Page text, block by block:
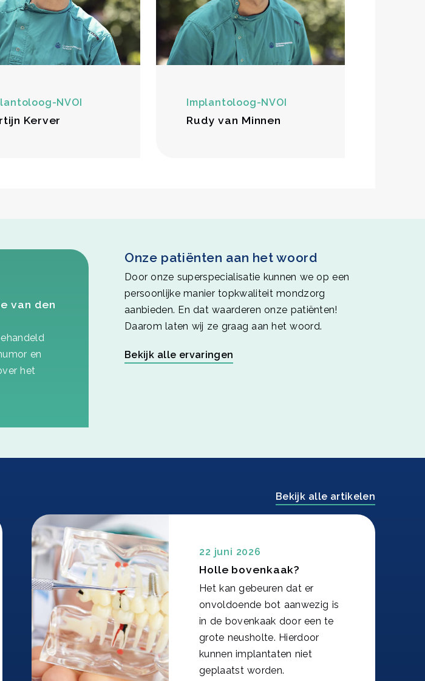
NVOI
Kerver
Implantoloog-NVOI
Rudy van Minnen
van den
en
het
Onze patiënten aan het woord
Door onze superspecialisatie kunnen we op een
persoonlijke manier topkwaliteit mondzorg
aanbieden. En dat waarderen onze patiënten!
Daarom laten wij ze graag aan het woord.
Bekijk alle ervaringen
Bekijk alle artikelen
22 juni 2026
Holle bovenkaak?
Het kan gebeuren dat er
onvoldoende bot aanwezig is
in de bovenkaak door een te
grote neusholte. Hierdoor
kunnen implantaten niet
geplaatst worden.